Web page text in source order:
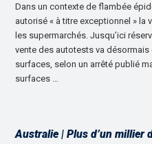
Dans un contexte de flambée
autorisé « à titre exceptionnel »
les supermarchés. Jusqu’ici
vente des autotests va
surfaces, selon un arrêté publié
surfaces …
Australie | Plus d’un millier